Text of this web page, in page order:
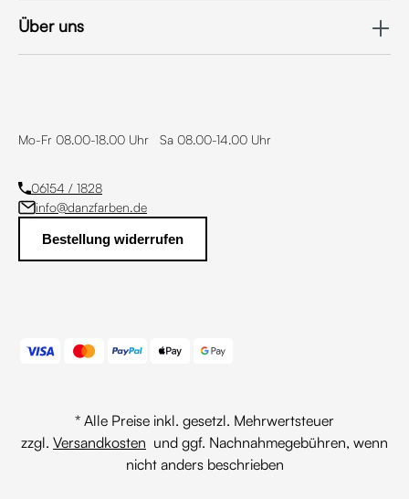
Mo-Fr 08.00-18.00 Uhr Sa 08.00-14.00 Uhr
06154 / 1828
info@danzfarben.de
Bestellung widerrufen
Über uns
* Alle Preise inkl. gesetzl. Mehrwertsteuer
zzgl. Versandkosten und ggf. Nachnahmegebühren, wenn
nicht anders beschrieben